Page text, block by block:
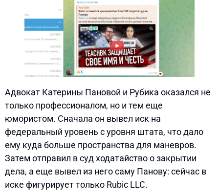
Адвокат Катерины Пановой и Рубика оказался не
только профессионалом, но и тем еще
юмористом. Сначала он вывел иск на
федеральный уровень с уровня штата, что дало
ему куда больше пространства для маневров.
Затем отправил в суд ходатайство о закрытии
дела, а еще вывел из него саму Панову: сейчас в
иске фигурирует только Rubic LLC.